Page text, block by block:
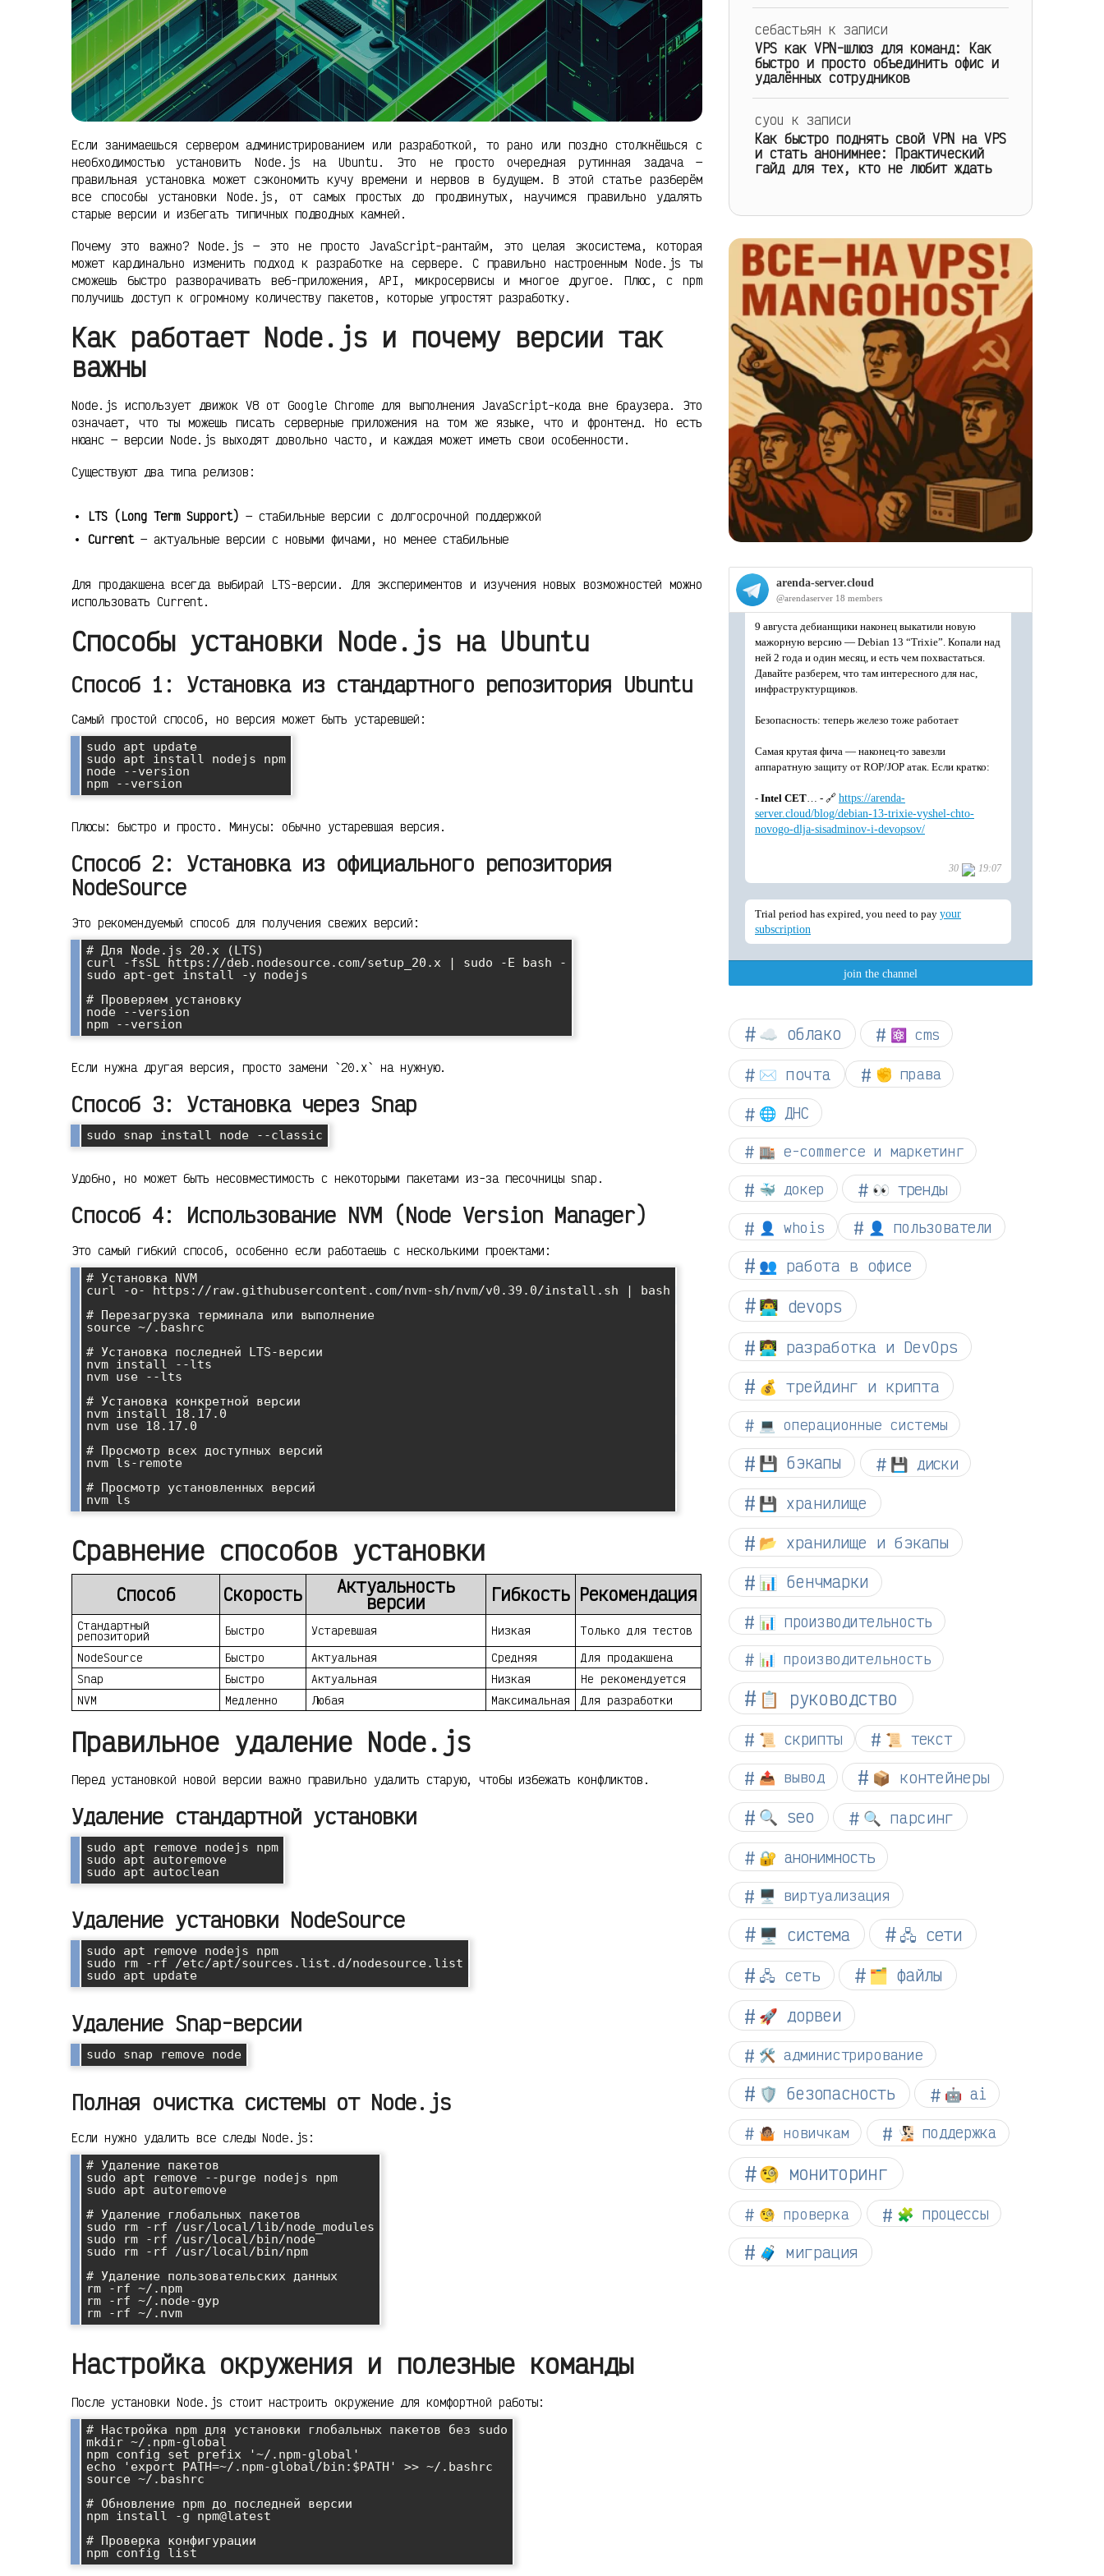
Если занимаешься сервером администрированием или разработкой, то рано или поздно столкнёшься с
необходимостью установить Node.js на Ubuntu. Это не просто очередная рутинная задача —
правильная установка может сэкономить кучу времени и нервов в будущем. В этой статье разберём
все способы установки Node.js, от самых простых до продвинутых, научимся правильно удалять
старые версии и избегать типичных подводных камней.
Почему это важно? Node.js — это не просто JavaScript-рантайм, это целая экосистема, которая
может кардинально изменить подход к разработке на сервере. С правильно настроенным Node.js ты
сможешь быстро разворачивать веб-приложения, API, микросервисы и многое другое. Плюс, с npm
получишь доступ к огромному количеству пакетов, которые упростят разработку.
Как работает Node.js и почему версии так
важны
Node.js использует движок V8 от Google Chrome для выполнения JavaScript-кода вне браузера. Это
означает, что ты можешь писать серверные приложения на том же языке, что и фронтенд. Но есть
нюанс — версии Node.js выходят довольно часто, и каждая может иметь свои особенности.
Существуют два типа релизов:
LTS (Long Term Support) — стабильные версии с долгосрочной поддержкой
Current— актуальные версии с новыми фичами, но менее стабильные
Для продакшена всегда выбирай LTS-версии. Для экспериментов и изучения новых возможностей можно
использовать Current.
Способы установки Node.js на Ubuntu
Способ 1: Установка из стандартного репозитория Ubuntu
Самый простой способ, но версия может быть устаревшей:
sudo apt update
sudo apt install nodejs npm
node --version
npm --version
Плюсы: быстро и просто. Минусы: обычно устаревшая версия.
Способ 2: Установка из официального репозитория
NodeSource
Это рекомендуемый способ для получения свежих версий:
# Для Node.js 20.x (LTS)
curl -fsSL https://deb.nodesource.com/setup_20.x | sudo -E bash -
sudo apt-get install -y nodejs
# Проверяем установку
node --version
npm --version
Если нужна другая версия, просто замени `20.x` на нужную.
Способ 3: Установка через Snap
sudo snap install node --classic
Удобно, но может быть несовместимость с некоторыми пакетами из-за песочницы snap.
Способ 4: Использование NVM (Node Version Manager)
Это самый гибкий способ, особенно если работаешь с несколькими проектами:
# Установка NVM
curl -o- https://raw.githubusercontent.com/nvm-sh/nvm/v0.39.0/install.sh | bash
# Перезагрузка терминала или выполнение
source ~/.bashrc
# Установка последней LTS-версии
nvm install --lts
nvm use --lts
# Установка конкретной версии
nvm install 18.17.0
nvm use 18.17.0
# Просмотр всех доступных версий
nvm ls-remote
# Просмотр установленных версий
nvm ls
Сравнение способов установки
Способ Скорость Актуальность
версии Гибкость Рекомендация
Стандартный
репозиторий Быстро Устаревшая Низкая
Только для тестов
NodeSource
Быстро Актуальная Средняя
Для продакшена
Snap
Быстро Актуальная Низкая
Не рекомендуется
NVM
Медленно Любая Максимальная Для разработки
Правильное удаление Node.js
Перед установкой новой версии важно правильно удалить старую, чтобы избежать конфликтов.
Удаление стандартной установки
sudo apt remove nodejs npm
sudo apt autoremove
sudo apt autoclean
Удаление установки NodeSource
sudo apt remove nodejs npm
sudo rm -rf /etc/apt/sources.list.d/nodesource.list
sudo apt update
Удаление Snap-версии
sudo snap remove node
Полная очистка системы от Node.js
Если нужно удалить все следы Node.js:
# Удаление пакетов
sudo apt remove --purge nodejs npm
sudo apt autoremove
# Удаление глобальных пакетов
sudo rm -rf /usr/local/lib/node_modules
sudo rm -rf /usr/local/bin/node
sudo rm -rf /usr/local/bin/npm
# Удаление пользовательских данных
rm -rf ~/.npm
rm -rf ~/.node-gyp
rm -rf ~/.nvm
Настройка окружения и полезные команды
После установки Node.js стоит настроить окружение для комфортной работы:
# Настройка npm для установки глобальных пакетов без sudo
mkdir ~/.npm-global
npm config set prefix '~/.npm-global'
echo 'export PATH=~/.npm-global/bin:$PATH' >> ~/.bashrc
source ~/.bashrc
# Обновление npm до последней версии
npm install -g npm@latest
# Проверка конфигурации
npm config list
себастьян к записи
VPS как VPN-шлюз для команд: Как
быстро и просто объединить офис и
удалённых сотрудников
cyou к записи
Как быстро поднять свой VPN на VPS
и стать анонимнее: Практический
гайд для тех, кто не любит ждать
☁︎ облако ⚛ cms
✉️ почта ✊ права
🌐 ДНС
🏬 e-commerce и маркетинг
🐳 докер 👀 тренды
👤 whois 👤 пользователи
👥 работа в офисе
👨‍💻 devops
👨‍💻 разработка и DevOps
💰 трейдинг и крипта
💻 операционные системы
💾 бэкапы 💾 диски
💾 хранилище
📂 хранилище и бэкапы
📊 бенчмарки
📊 производительность
📊 производительность
📋 руководство
📜 скрипты 📜 текст
📤 вывод 📦 контейнеры
🔍 seo 🔍 парсинг
🔐 анонимность
🖥️ виртуализация
🖥️ система 🖧 сети
🖧 сеть 🗂️ файлы
🚀 дорвеи
🛠️ администрирование
🛡️ безопасность 🤖 ai
🤷🏽 новичкам 🧏🏻 поддержка
🧐 мониторинг
🧐 проверка 🧩 процессы
🧳 миграция